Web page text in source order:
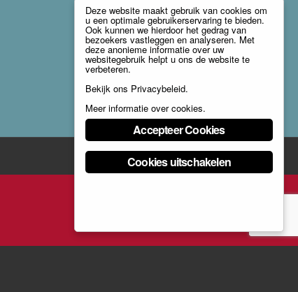
Deze website maakt gebruik van cookies om
u een optimale gebruikerservaring te bieden.
Ook kunnen we hierdoor het gedrag van
bezoekers vastleggen en analyseren. Met
deze anonieme informatie over uw
websitegebruik helpt u ons de website te
verbeteren.
Bekijk ons Privacybeleid.
Meer informatie over cookies.
Accepteer Cookies
Cookies uitschakelen